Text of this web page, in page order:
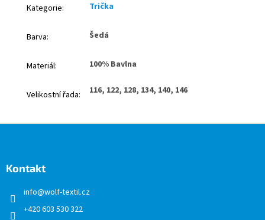
Kategorie: Trička
Barva: Šedá
Materiál: 100% Bavlna
Velikostní řada: 116, 122, 128, 134, 140, 146
Kontakt
info@wolf-textil.cz
+420 603 530 322